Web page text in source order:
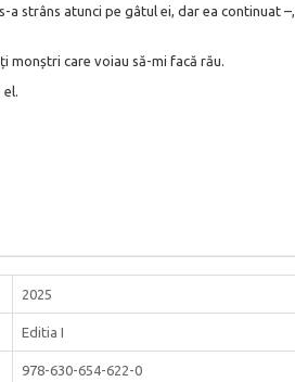
strâns atunci pe gâtul ei, dar ea continuat
monștri care voiau să-mi facă rău.
2025
Editia I
978-630-654-622-0